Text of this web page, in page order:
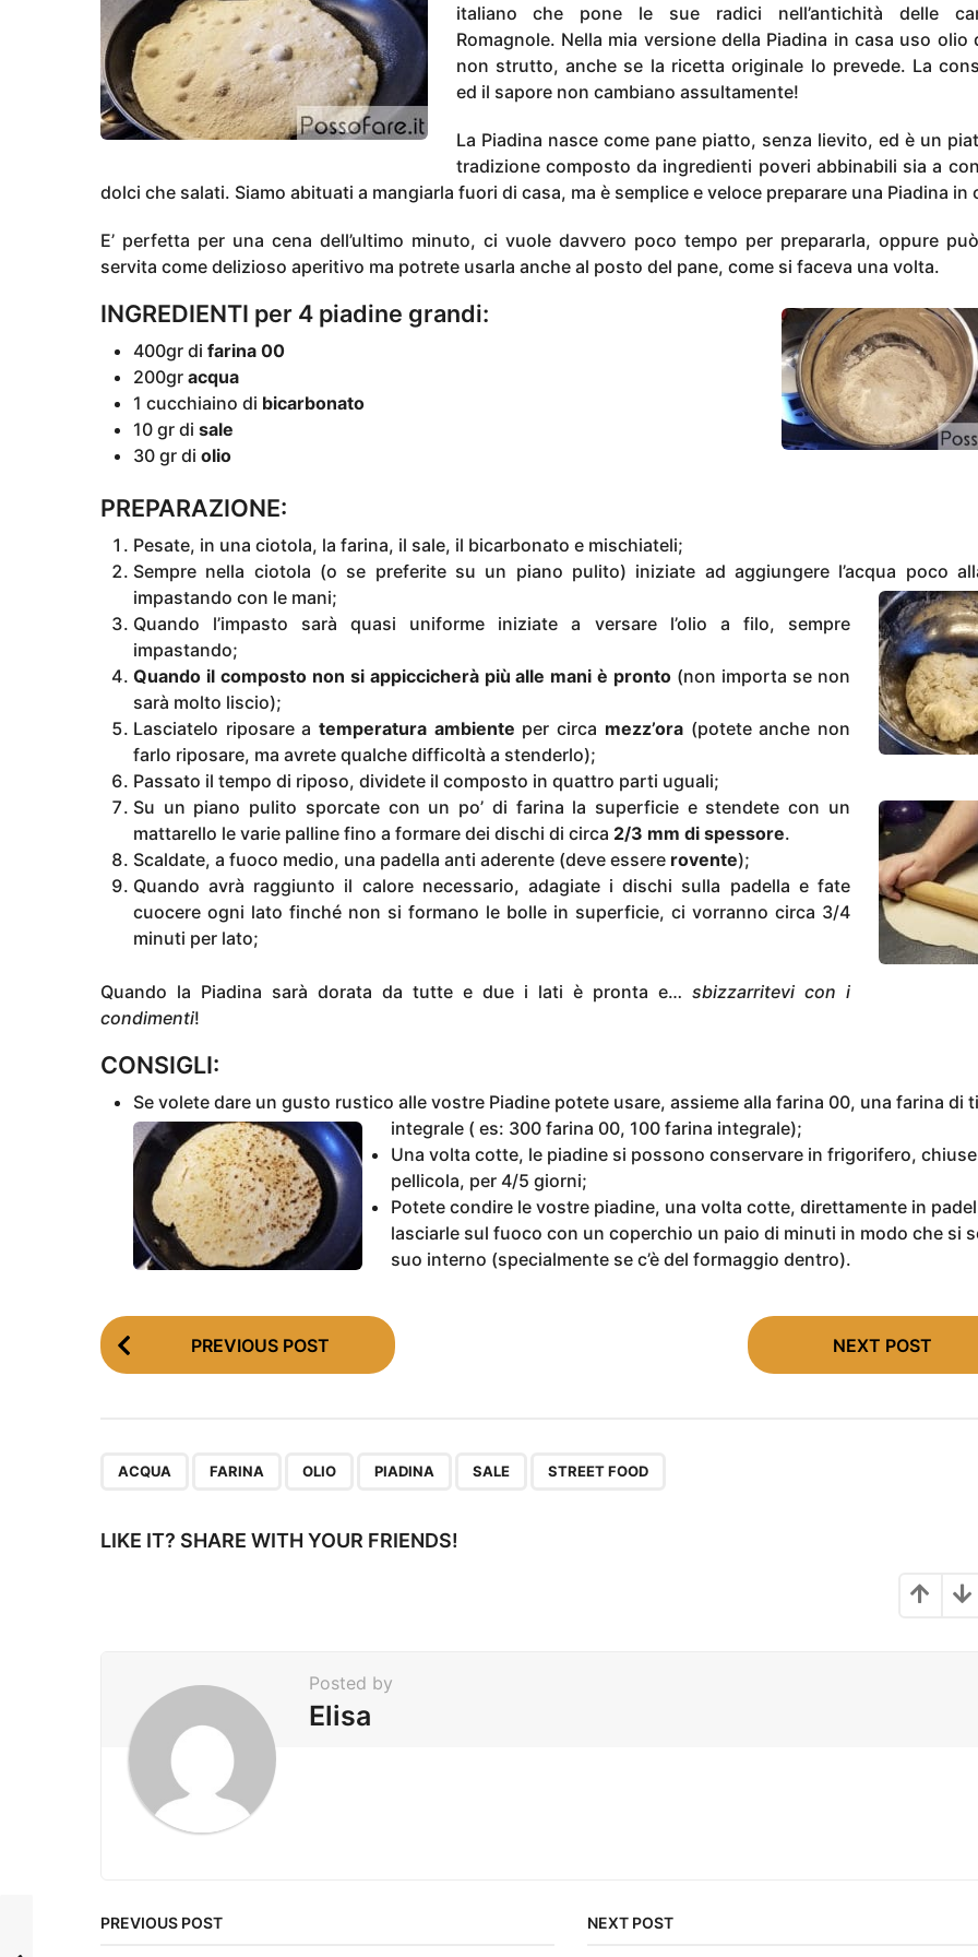
n
i
a
g
o
italiano che pone le sue radici nell’antichità delle
Romagnole. Nella mia versione della Piadina in casa uso olio
non strutto, anche se la ricetta originale lo prevede. La
ed il sapore non cambiano assultamente!
La Piadina nasce come pane piatto, senza lievito, ed è un
tradizione composto da ingredienti poveri abbinabili sia a
dolci che salati. Siamo abituati a mangiarla fuori di casa, ma è semplice e veloce preparare una Piadina in
E’ perfetta per una cena dell’ultimo minuto, ci vuole davvero poco tempo per prepararla, oppure
servita come delizioso aperitivo ma potrete usarla anche al posto del pane, come si faceva una volta.
INGREDIENTI per 4 piadine grandi:
400gr di farina 00
200gr acqua
1 cucchiaino di bicarbonato
10 gr di sale
30 gr di olio
PREPARAZIONE:
Pesate, in una ciotola, la farina, il sale, il bicarbonato e mischiateli;
Sempre nella ciotola (o se preferite su un piano pulito) iniziate ad aggiungere l’acqua poco
impastando con le mani;
Quando l’impasto sarà quasi uniforme iniziate a versare l’olio a filo, sempre
impastando;
Quando il composto non si appiccicherà più alle mani è pronto (non importa se non
sarà molto liscio);
Lasciatelo riposare a temperatura ambiente per circa mezz’ora(potete anche non
farlo riposare, ma avrete qualche difficoltà a stenderlo);
Passato il tempo di riposo, dividete il composto in quattro parti uguali;
Su un piano pulito sporcate con un po’ di farina la superficie e stendete con un
mattarello le varie palline fino a formare dei dischi di circa 2/3 mm di spessore.
Scaldate, a fuoco medio, una padella anti aderente (deve essere rovente);
Quando avrà raggiunto il calore necessario, adagiate i dischi sulla padella e fate
cuocere ogni lato finché non si formano le bolle in superficie, ci vorranno circa 3/4
minuti per lato;
Quando la Piadina sarà dorata da tutte e due i lati è pronta e… sbizzarritevi con i
condimenti!
CONSIGLI:
Se volete dare un gusto rustico alle vostre Piadine potete usare, assieme alla farina 00, una farina di
integrale ( es: 300 farina 00, 100 farina integrale);
Una volta cotte, le piadine si possono conservare in frigorifero,
pellicola, per 4/5 giorni;
Potete condire le vostre piadine, una volta cotte, direttamente in
lasciarle sul fuoco con un coperchio un paio di minuti in modo che si
suo interno (specialmente se c’è del formaggio dentro).
P
o
P
g
PREVIOUS POST NEXT POST
ACQUA FARINA OLIO PIADINA SALE STREET FOOD
LIKE IT? SHARE WITH YOUR FRIENDS!
Posted by
Elisa
PREVIOUS POST NEXT POST